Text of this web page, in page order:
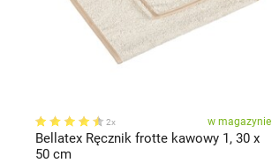
2x w magazynie
Bellatex Ręcznik frotte kawowy 1, 30 x
50 cm